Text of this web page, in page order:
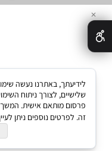
✕
שלישיים, לצורך ניתוח
פרסום מותאם אישית.
זה. לפרטים נוספים ניתן